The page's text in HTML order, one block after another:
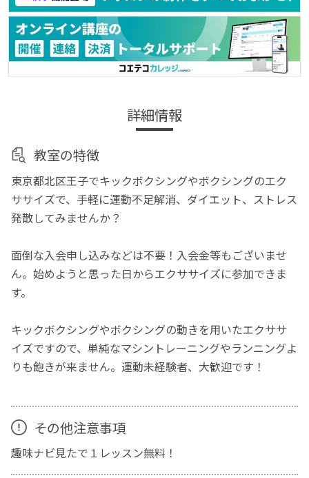
詳細情報
教室の特徴
東京都北区王子でキックボクシングやボクシングのエク
ササイズで、手軽に運動不足解消、ダイエット、ストレス
発散してみませんか？
面倒な入会申し込みなどは不要！入会金等もございませ
ん。始めようと思った日からエクササイズに参加できま
す。
キックボクシングやボクシングの動きを用いたエクササ
イズですので、単純なマシントレーニングやランニングよ
りも飽きが来ません。運動未経験者、大歓迎です！
その他注意事項
趣味ナビ見たで１レッスン無料！